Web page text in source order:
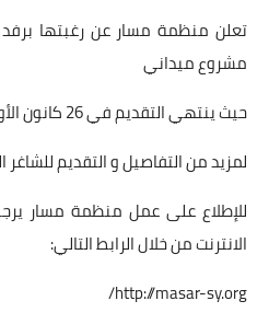
تعلن منظمة مسار عن رغبتها
مشروع ميداني
حيث ينتهي التقديم في 26 كانون الأول 2021
لمزيد من التفاصيل و التقديم
للإطلاع على عمل منظمة مسار
الانترنت من خلال الرابط التالي:
http://masar-sy.org/